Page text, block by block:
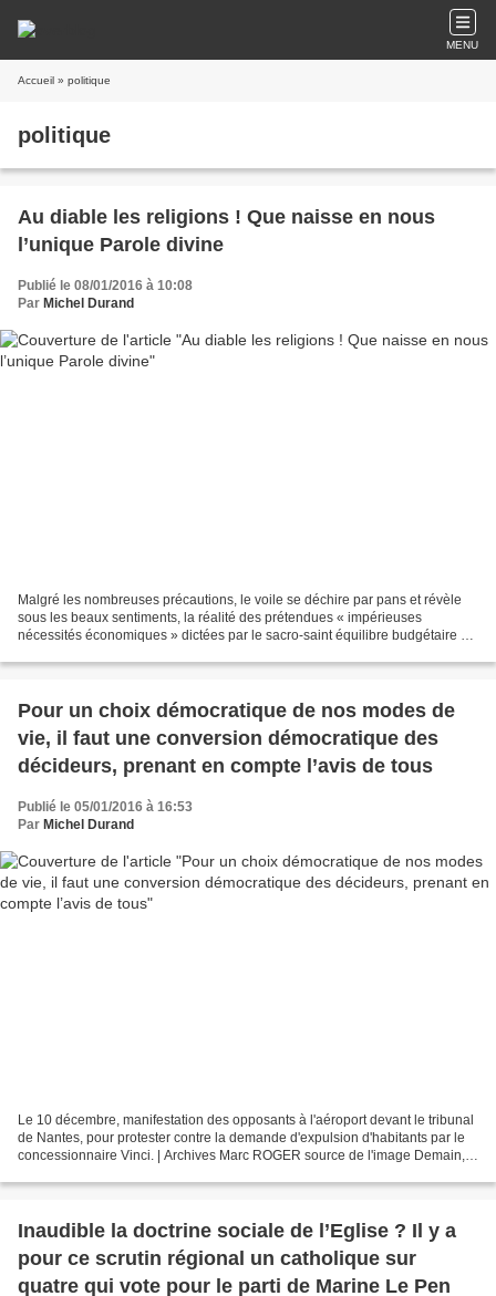
MENU
Accueil » politique
politique
Au diable les religions ! Que naisse en nous
l’unique Parole divine
Publié le 08/01/2016 à 10:08
Par Michel Durand
Malgré les nombreuses précautions, le voile se déchire par pans et révèle
sous les beaux sentiments, la réalité des prétendues « impérieuses
nécessités économiques » dictées par le sacro-saint équilibre budgétaire et
Pour un choix démocratique de nos modes de
vie, il faut une conversion démocratique des
décideurs, prenant en compte l’avis de tous
Publié le 05/01/2016 à 16:53
Par Michel Durand
Le 10 décembre, manifestation des opposants à l'aéroport devant le tribunal
de Nantes, pour protester contre la demande d'expulsion d'habitants par le
concessionnaire Vinci. | Archives Marc ROGER source de l'image Demain,
Inaudible la doctrine sociale de l’Eglise ? Il y a
pour ce scrutin régional un catholique sur
quatre qui vote pour le parti de Marine Le Pen